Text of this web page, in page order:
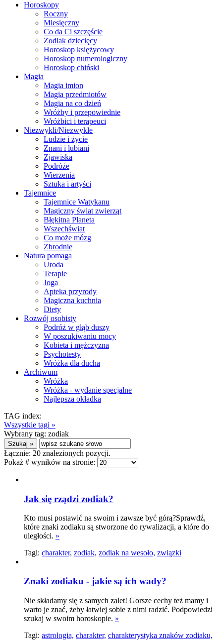
Horoskopy
Roczny
Miesięczny
Co da Ci szczęście
Zodiak dziecięcy
Horoskop księżycowy
Horoskop numerologiczny
Horoskop chiński
Magia
Magia imion
Magia przedmiotów
Magia na co dzień
Wróżby i przepowiednie
Wróżbici i terapeuci
Niezwykli/Niezwykłe
Ludzie i życie
Znani i lubiani
Zjawiska
Podróże
Wierzenia
Sztuka i artyści
Tajemnice
Tajemnice Watykanu
Magiczny świat zwierząt
Błękitna Planeta
Wszechświat
Co może mózg
Zbrodnie
Natura pomaga
Uroda
Terapie
Joga
Apteka przyrody
Magiczna kuchnia
Diety
Rozwój osobisty
Podróż w głąb duszy
W poszukiwaniu mocy
Kobieta i mężczyzna
Psychotesty
Wróżka dla ducha
Archiwum
Wróżka
Wróżka - wydanie specjalne
Najlepsza okładka
TAG index:
Wszystkie tagi »
Wybrany tag: zodiak
Łącznie: 20 znalezionych pozycji.
Pokaż # wyników na stronie:
Jak się rządzi zodiak?
Kto musi postawić na swoim i zawsze być górą?Sprawdź,
które znaki zodiaku są stworzone do rywalizacji, a które do
uległości. »
Tagi: charakter, zodiak, zodiak na wesoło, związki
Znaki zodiaku - jakie są ich wady?
Nie składamy się z samych zalet! Gorsze cechy też mamy i
warto je znać, żeby łatwiej sobie z nimi radzić. Podpowiedzi
szukaj w swoim horoskopie. »
Tagi: astrologia, charakter, charakterystyka znaków zodiaku,